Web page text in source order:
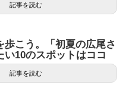
記事を読む
歩こう。「初夏の広尾さ
い10のスポットはココ
記事を読む